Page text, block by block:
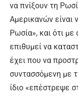
να πνίξουν τη
Αμερικανών είναι
Ρωσία», και ότι
επιθυμεί να
έχει που να
συντασσόμενη με
ίδιο «επέστρεψε